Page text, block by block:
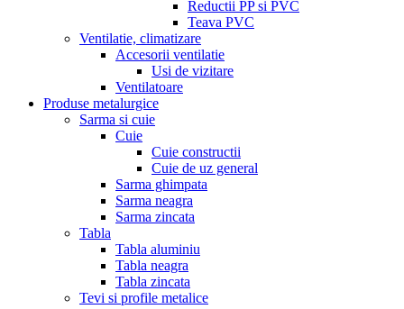
Reductii PP si PVC
Teava PVC
Ventilatie, climatizare
Accesorii ventilatie
Usi de vizitare
Ventilatoare
Produse metalurgice
Sarma si cuie
Cuie
Cuie constructii
Cuie de uz general
Sarma ghimpata
Sarma neagra
Sarma zincata
Tabla
Tabla aluminiu
Tabla neagra
Tabla zincata
Tevi si profile metalice